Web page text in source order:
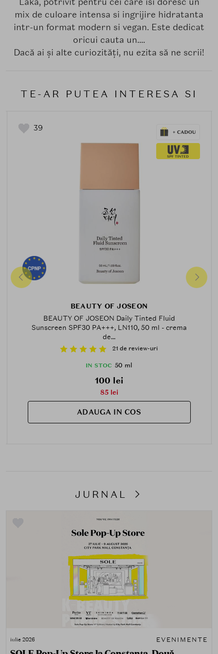
mix de culoare intensa si ingrijire hidratanta
intr-un format modern si vegan. Este dedicat
oricui cauta un....
Dacă ai și alte curiozități, nu ezita să ne scrii!
TE-AR PUTEA INTERESA SI
39
BEAUTY OF JOSEON
BEAUTY OF JOSEON Daily Tinted Fluid
Sunscreen SPF30 PA+++, LN110, 50 ml - crema
de...
21 de review-uri
IN STOC 50 ml
100 lei
85 lei
ADAUGA IN COS
JURNAL
iulie 2026 EVENIMENTE